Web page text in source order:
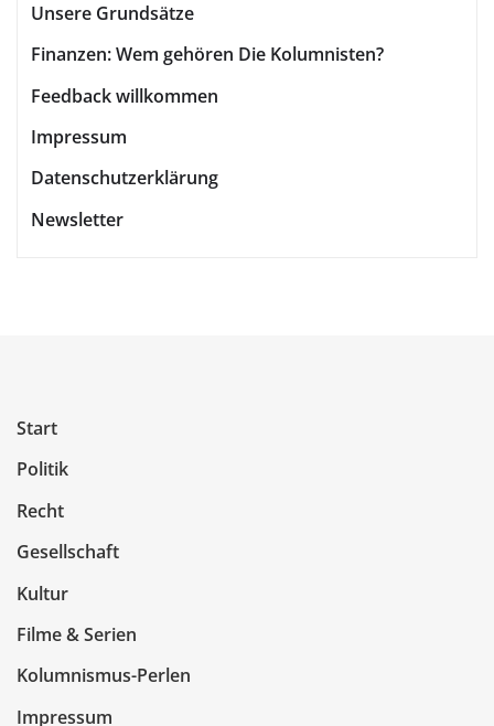
Unsere Grundsätze
Finanzen: Wem gehören Die Kolumnisten?
Feedback willkommen
Impressum
Datenschutzerklärung
Newsletter
Start
Politik
Recht
Gesellschaft
Kultur
Filme & Serien
Kolumnismus-Perlen
Impressum